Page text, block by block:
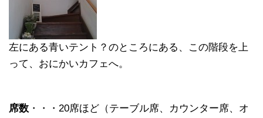
左にある青いテント？のところにある、この階段を上
って、おにかいカフェへ。
席数 ・・・20席ほど（テーブル席、カウンター席、オ